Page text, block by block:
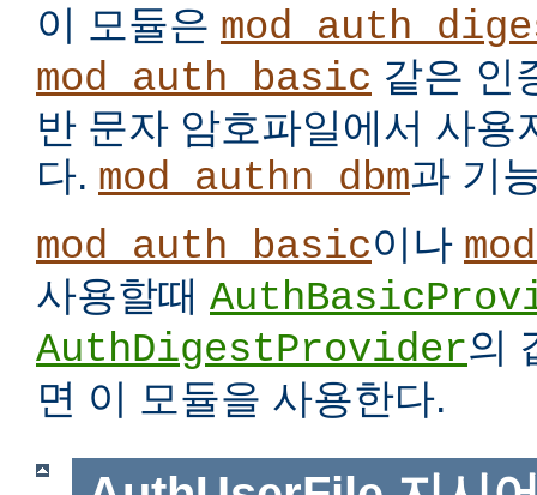
이 모듈은
mod_auth_basic 같은 인
반 문자 암호파일에서 사용
다. mod_authn_dbm과 기
mod_auth_basic이나
사용할때
AuthDigestProvider의
면 이 모듈을 사용한다.